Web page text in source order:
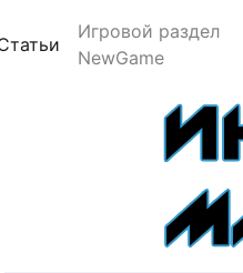
(current)
Игровой раздел
NewGame